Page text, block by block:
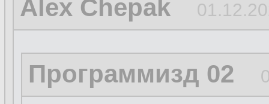
Alex Chepak
Программизд 02